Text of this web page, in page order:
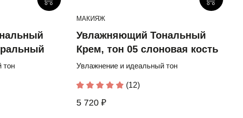
тон
МАКИЯЖ
Увлажняющий Тональный
Крем, тон 05 слоновая кость
Увлажнение и идеальный тон
(12)
5 720 ₽